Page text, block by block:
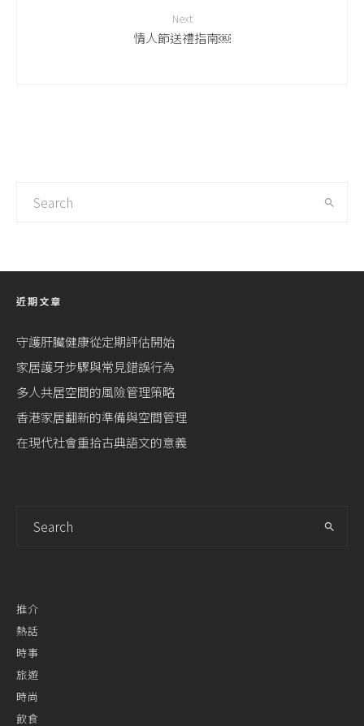
Next
情人節送禮指南￼
近期文章
守護肝臟健康從定期評估開始
家居護牙步驟與常見錯誤行為
多人共居空間的風險管理策略
香港家居翻新的準備與空間管理
在現代社會重拾古典語文的意義
推介
熱話
時事
旅遊
時尚
飲食